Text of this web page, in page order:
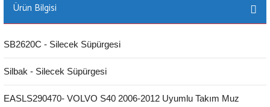
Ürün Bilgisi
SB2620C - Silecek Süpürgesi
Silbak - Silecek Süpürgesi
EASLS290470- VOLVO S40 2006-2012 Uyumlu Takım Muz